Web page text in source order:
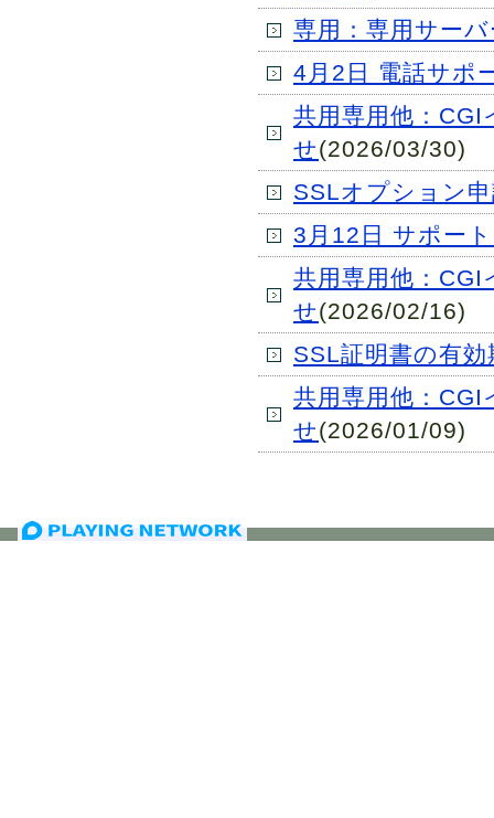
専用：専用サー
4月2日 電話サポ
共用専用他：
せ(2026/03/30)
SSLオプション
3月12日 サポー
共用専用他：
せ(2026/02/16)
SSL証明書の有
共用専用他：
せ(2026/01/09)